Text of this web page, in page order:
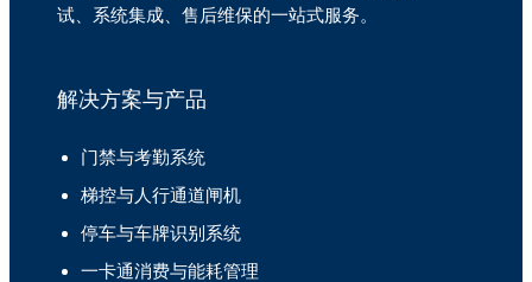
试、系统集成、售后维保的一站式服务。
解决方案与产品
门禁与考勤系统
梯控与人行通道闸机
停车与车牌识别系统
一卡通消费与能耗管理